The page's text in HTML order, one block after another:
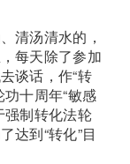
清汤清水的，
每天除了参加
谈话，作“转
十周年“敏感
强制转化法轮
达到“转化”目